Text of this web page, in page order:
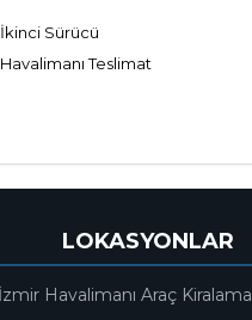
İkinci Sürücü
Havalimanı Teslimat
LOKASYONLAR
Havalimanı Araç Kiralama